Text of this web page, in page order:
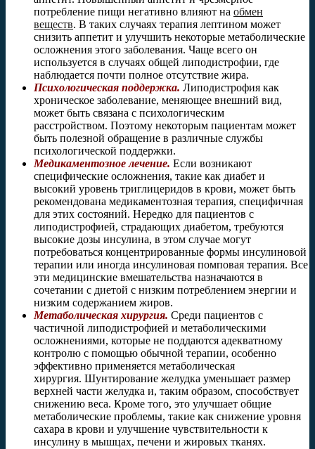
потребление пищи негативно влияют на обмен
веществ. В таких случаях терапия лептином может
снизить аппетит и улучшить некоторые метаболические
осложнения этого заболевания. Чаще всего он
используется в случаях общей липодистрофии, где
наблюдается почти полное отсутствие жира.
Психологическая поддержка. Липодистрофия как
хроническое заболевание, меняющее внешний вид,
может быть связана с психологическим
расстройством. Поэтому некоторым пациентам может
быть полезной обращение в различные службы
психологической поддержки.
Медикаментозное лечение. Если возникают
специфические осложнения, такие как диабет и
высокий уровень триглицеридов в крови, может быть
рекомендована медикаментозная терапия, специфичная
для этих состояний. Нередко для пациентов с
липодистрофией, страдающих диабетом, требуются
высокие дозы инсулина, в этом случае могут
потребоваться концентрированные формы инсулиновой
терапии или иногда инсулиновая помповая терапия. Все
эти медицинские вмешательства назначаются в
сочетании с диетой с низким потреблением энергии и
низким содержанием жиров.
Метаболическая хирургия. Среди пациентов с
частичной липодистрофией и метаболическими
осложнениями, которые не поддаются адекватному
контролю с помощью обычной терапии, особенно
эффективно применяется метаболическая
хирургия. Шунтирование желудка уменьшает размер
верхней части желудка и, таким образом, способствует
снижению веса. Кроме того, это улучшает общие
метаболические проблемы, такие как снижение уровня
сахара в крови и улучшение чувствительности к
инсулину в мышцах, печени и жировых тканях.